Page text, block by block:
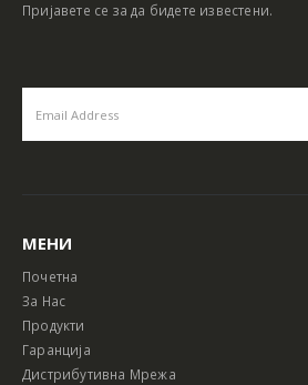
Пријавете се за да бидете известени.
МЕНИ
Почетна
За Нас
Продукти
Гаранција
Дистрибутивна Мрежа